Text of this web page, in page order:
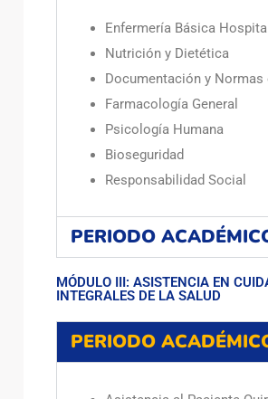
Enfermería Básica
Nutrición y Dietética
Documentación y Normas
Farmacología General
Psicología Humana
Bioseguridad
Responsabilidad Social
PERIODO
MÓDULO III: ASISTENCIA EN
INTEGRALES DE LA SALUD
PERIODO